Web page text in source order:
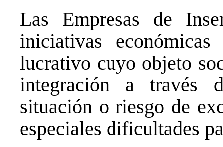
Las Empresas de
iniciativas
lucrativo cuyo objeto
integración a través
situación o riesgo de
especiales dificultades